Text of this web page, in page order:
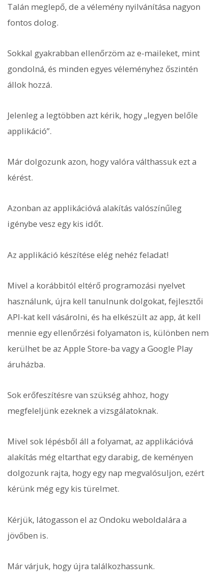
Talán meglepő, de a vélemény nyilvánítása nagyon
fontos dolog.
Sokkal gyakrabban ellenőrzöm az e-maileket, mint
gondolná, és minden egyes véleményhez őszintén
állok hozzá.
Jelenleg a legtöbben azt kérik, hogy „legyen belőle
applikáció”.
Már dolgozunk azon, hogy valóra válthassuk ezt a
kérést.
Azonban az applikációvá alakítás valószínűleg
igénybe vesz egy kis időt.
Az applikáció készítése elég nehéz feladat!
Mivel a korábbitól eltérő programozási nyelvet
használunk, újra kell tanulnunk dolgokat, fejlesztői
API-kat kell vásárolni, és ha elkészült az app, át kell
mennie egy ellenőrzési folyamaton is, különben nem
kerülhet be az Apple Store-ba vagy a Google Play
áruházba.
Sok erőfeszítésre van szükség ahhoz, hogy
megfeleljünk ezeknek a vizsgálatoknak.
Mivel sok lépésből áll a folyamat, az applikációvá
alakítás még eltarthat egy darabig, de keményen
dolgozunk rajta, hogy egy nap megvalósuljon, ezért
kérünk még egy kis türelmet.
Kérjük, látogasson el az Ondoku weboldalára a
jövőben is.
Már várjuk, hogy újra találkozhassunk.